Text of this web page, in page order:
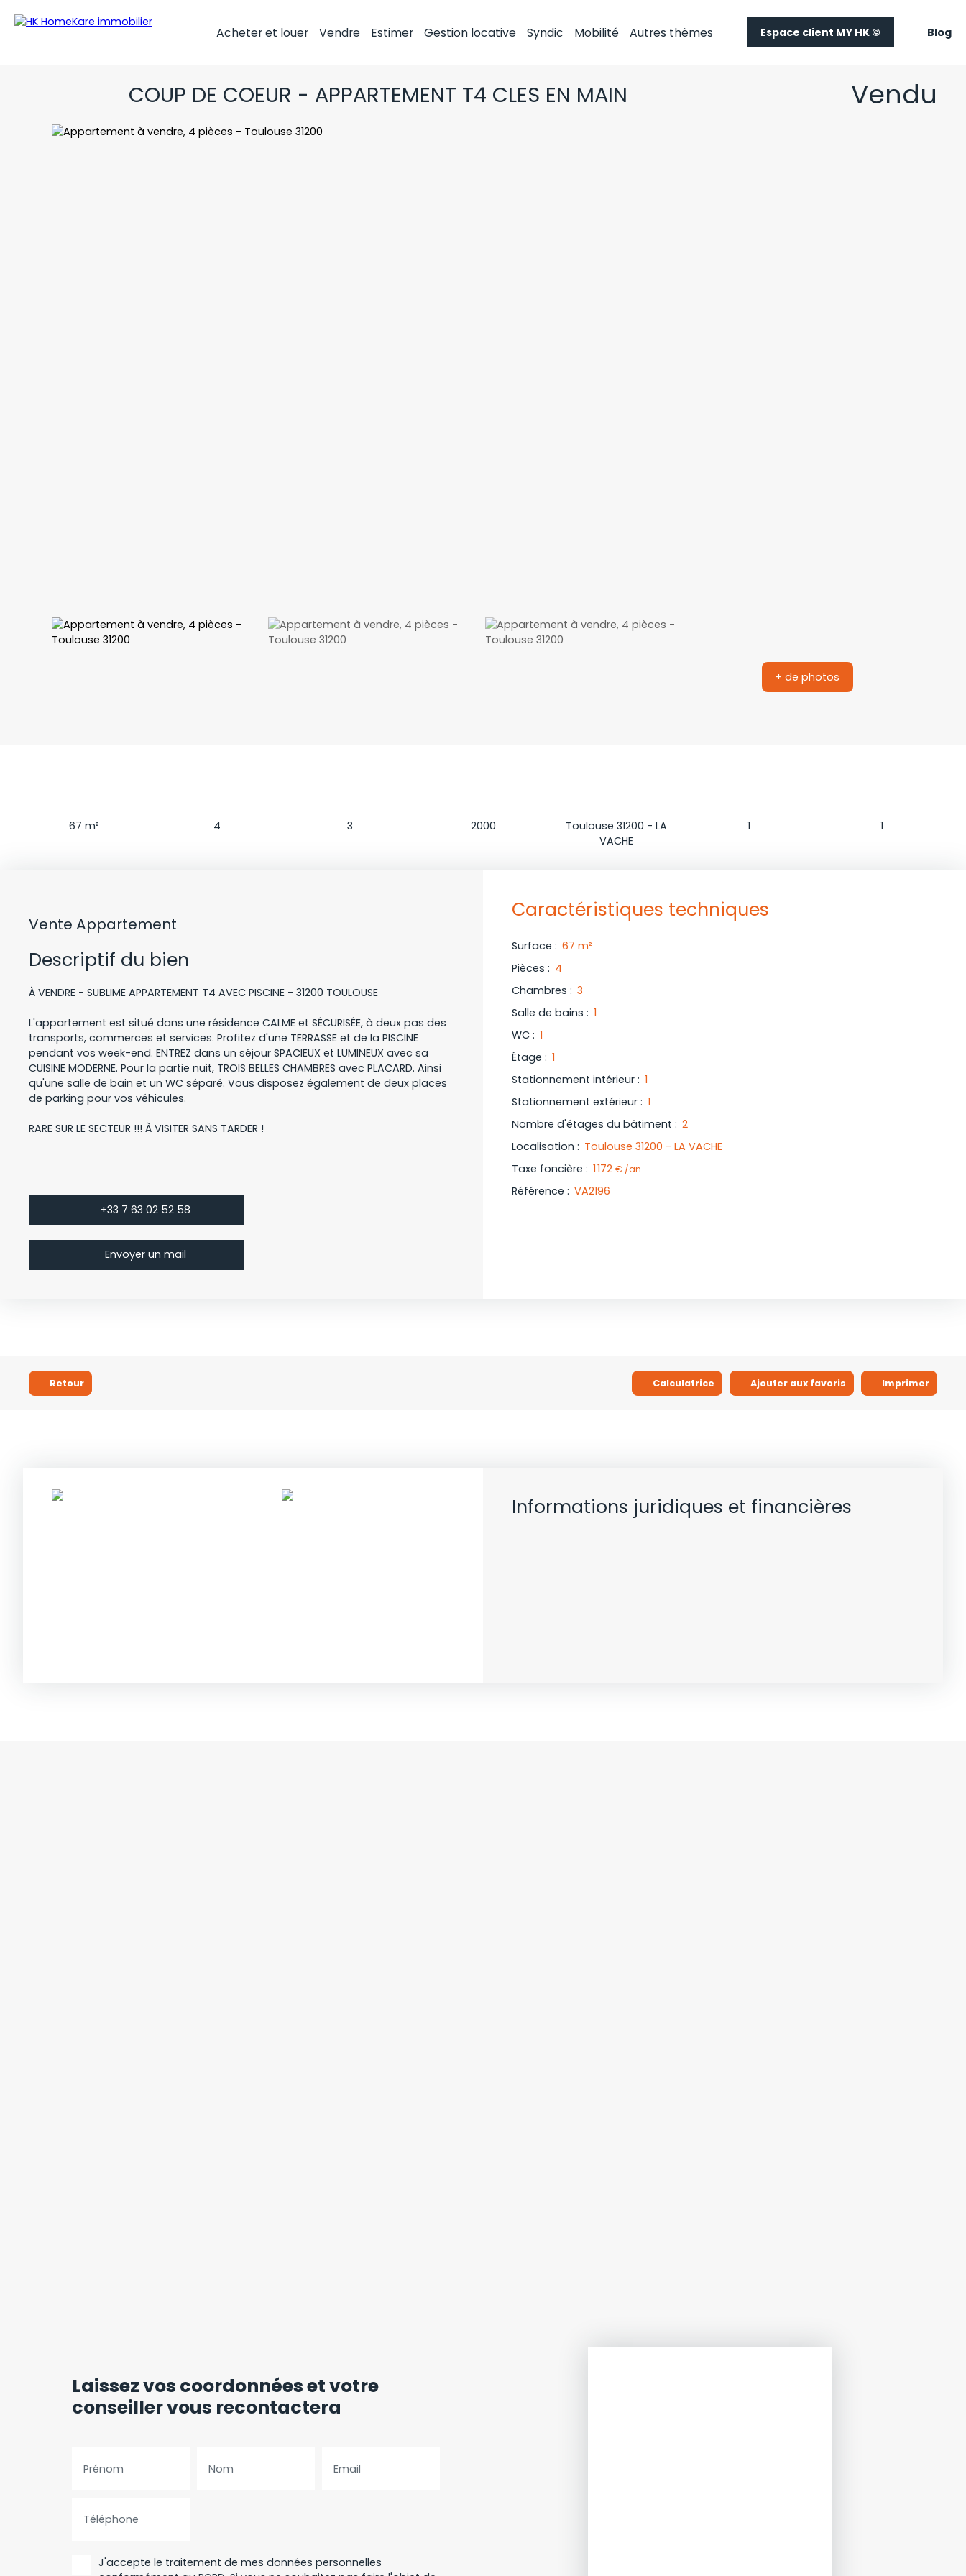
Acheter et louer Vendre Estimer Gestion locative Syndic Mobilité Autres thèmes Espace client MY HK © Blog
COUP DE COEUR - APPARTEMENT T4 CLES EN MAIN Vendu
+ de photos
67 m²
4
3
2000
Toulouse 31200 - LA
VACHE
1
1
Vente Appartement
Descriptif du bien
À VENDRE - SUBLIME APPARTEMENT T4 AVEC PISCINE - 31200 TOULOUSE
L'appartement est situé dans une résidence CALME et SÉCURISÉE, à deux pas des
transports, commerces et services. Profitez d'une TERRASSE et de la PISCINE
pendant vos week-end. ENTREZ dans un séjour SPACIEUX et LUMINEUX avec sa
CUISINE MODERNE. Pour la partie nuit, TROIS BELLES CHAMBRES avec PLACARD. Ainsi
qu'une salle de bain et un WC séparé. Vous disposez également de deux places
de parking pour vos véhicules.
RARE SUR LE SECTEUR !!! À VISITER SANS TARDER !
+33 7 63 02 52 58
Envoyer un mail
Caractéristiques techniques
Surface : 67 m²
Pièces : 4
Chambres : 3
Salle de bains : 1
WC : 1
Étage : 1
Stationnement intérieur : 1
Stationnement extérieur : 1
Nombre d'étages du bâtiment : 2
Localisation : Toulouse 31200 - LA VACHE
Taxe foncière : 1 172 € /an
Référence : VA2196
Retour Calculatrice Ajouter aux favoris Imprimer
Informations juridiques et financières
Laissez vos coordonnéeset votre
conseiller vous recontactera
Prénom Nom Email
Téléphone
J'accepte le traitement de mes données personnelles